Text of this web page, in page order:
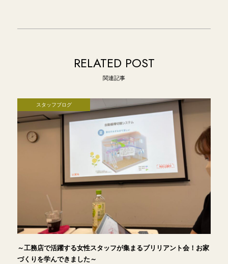
RELATED POST
関連記事
スタッフブログ
～工務店で活躍する女性スタッフが集まるブリリアント会！お家
づくりを学んできました～